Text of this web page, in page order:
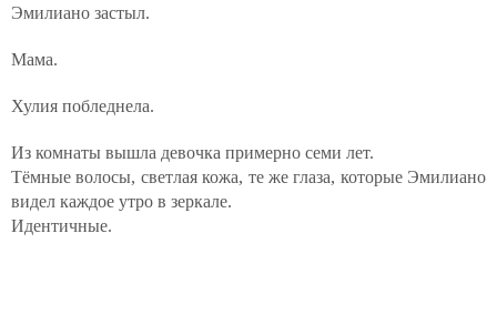
Эмилиано застыл.
Мама.
Хулия побледнела.
Из комнаты вышла девочка примерно семи лет.
Тёмные волосы, светлая кожа, те же глаза, которые Эмилиано
видел каждое утро в зеркале.
Идентичные.